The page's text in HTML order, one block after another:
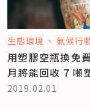
生態環境 氣候行
用塑膠空瓶換免
月將能回收 7 噸
2019.02.01